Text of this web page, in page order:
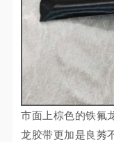
市面上棕色的铁氟
龙胶带更加是良莠